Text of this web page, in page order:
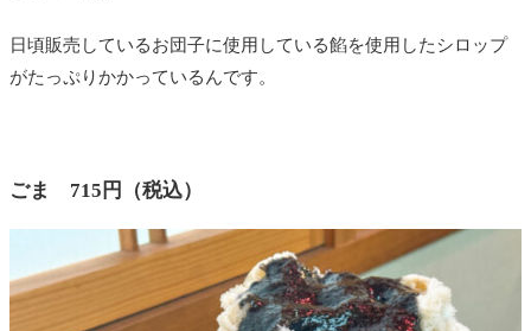
日頃販売しているお団子に使用している餡を使用したシロップ
がたっぷりかかっているんです。
ごま 715円（税込）